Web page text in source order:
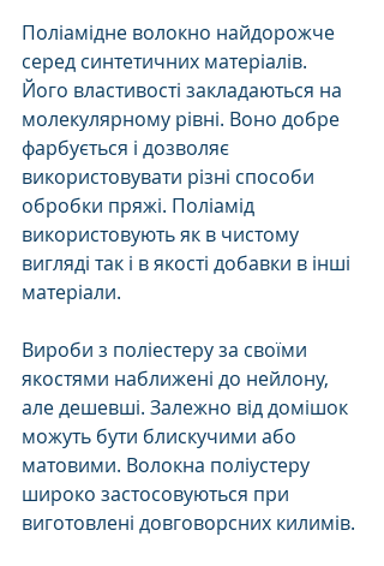
Поліамідне волокно найдорожче
серед синтетичних матеріалів.
Його властивості закладаються на
молекулярному рівні. Воно добре
фарбується і дозволяє
використовувати різні способи
обробки пряжі. Поліамід
використовують як в чистому
вигляді так і в якості добавки в інші
матеріали.
Вироби з поліестеру за своїми
якостями наближені до нейлону,
але дешевші. Залежно від домішок
можуть бути блискучими або
матовими. Волокна поліустеру
широко застосовуються при
виготовлені довговорсних килимів.